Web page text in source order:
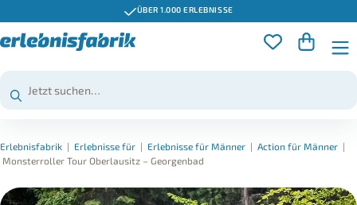
ÜBER 1.000 ERLEBNISSE
Erlebnisfabrik | Erlebnisse für | Erlebnisse für Männer | Action für Männer |
Monsterroller Tour Oberlausitz – Georgenbad